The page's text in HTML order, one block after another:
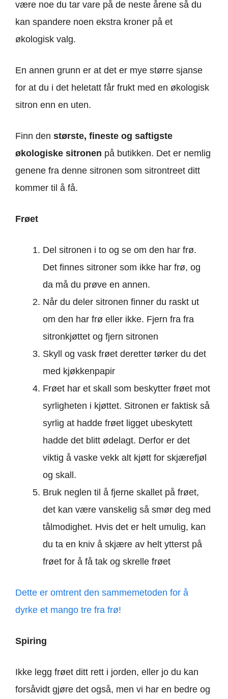
være noe du tar vare på de neste årene så du
kan spandere noen ekstra kroner på et
økologisk valg.
En annen grunn er at det er mye større sjanse
for at du i det heletatt får frukt med en økologisk
sitron enn en uten.
Finn den største, fineste og saftigste
økologiske sitronen på butikken. Det er nemlig
genene fra denne sitronen som sitrontreet ditt
kommer til å få.
Frøet
Del sitronen i to og se om den har frø.
Det finnes sitroner som ikke har frø, og
da må du prøve en annen.
Når du deler sitronen finner du raskt ut
om den har frø eller ikke. Fjern fra fra
sitronkjøttet og fjern sitronen
Skyll og vask frøet deretter tørker du det
med kjøkkenpapir
Frøet har et skall som beskytter frøet mot
syrligheten i kjøttet. Sitronen er faktisk så
syrlig at hadde frøet ligget ubeskytett
hadde det blitt ødelagt. Derfor er det
viktig å vaske vekk alt kjøtt for skjærefjøl
og skall.
Bruk neglen til å fjerne skallet på frøet,
det kan være vanskelig så smør deg med
tålmodighet. Hvis det er helt umulig, kan
du ta en kniv å skjære av helt ytterst på
frøet for å få tak og skrelle frøet
Dette er omtrent den sammemetoden for å
dyrke et mango tre fra frø!
Spiring
Ikke legg frøet ditt rett i jorden, eller jo du kan
forsåvidt gjøre det også, men vi har en bedre og